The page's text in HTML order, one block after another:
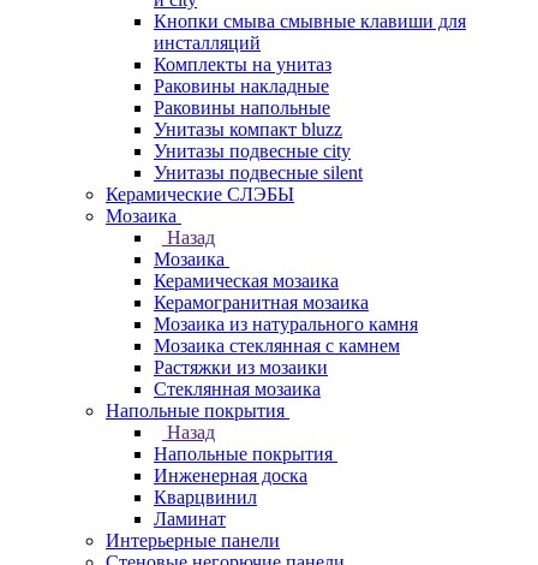
Кнопки смыва смывные клавиши для
инсталляций
Комплекты на унитаз
Раковины накладные
Раковины напольные
Унитазы компакт bluzz
Унитазы подвесные city
Унитазы подвесные silent
Керамические СЛЭБЫ
Мозаика
Назад
Мозаика
Керамическая мозаика
Керамогранитная мозаика
Мозаика из натурального камня
Мозаика стеклянная с камнем
Растяжки из мозаики
Стеклянная мозаика
Напольные покрытия
Назад
Напольные покрытия
Инженерная доска
Кварцвинил
Ламинат
Интерьерные панели